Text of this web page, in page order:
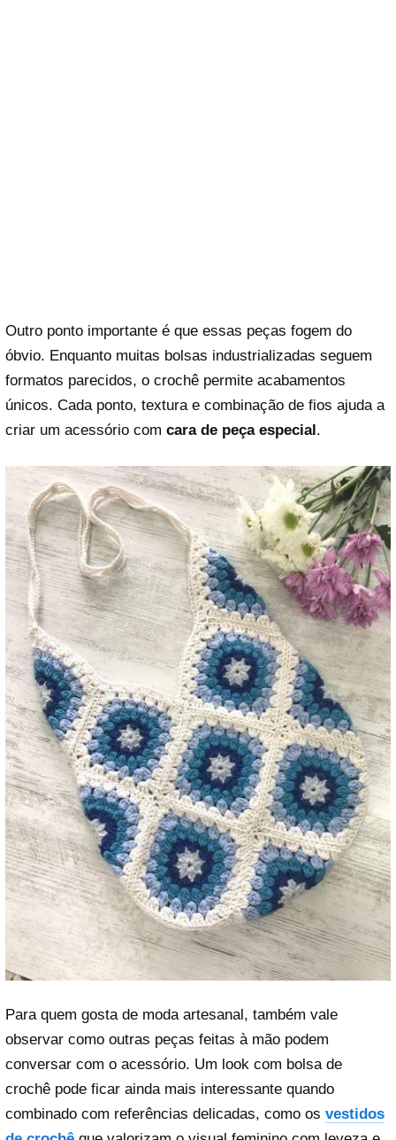
Outro ponto importante é que essas peças fogem do
óbvio. Enquanto muitas bolsas industrializadas seguem
formatos parecidos, o crochê permite acabamentos
únicos. Cada ponto, textura e combinação de fios ajuda a
criar um acessório com cara de peça especial .
Para quem gosta de moda artesanal, também vale
observar como outras peças feitas à mão podem
conversar com o acessório. Um look com bolsa de
crochê pode ficar ainda mais interessante quando
combinado com referências delicadas, como os vestidos